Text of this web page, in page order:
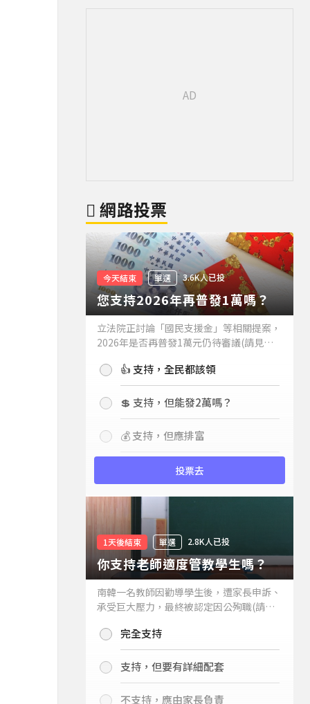
網路投票
今天結束 單選 3.6K人已投
您支持2026年再普發1萬嗎？
立法院正討論「國民支援金」等相關提案，
2026年是否再普發1萬元仍待審議(請見下
持嗎？👍 支持，全民都該領
💲 支持，但能發2萬嗎？
💰 支持，但應排富
投票去
1天後結束 單選 2.8K人已投
你支持老師適度管教學生嗎？
南韓一名教師因勸導學生後，遭家長申訴、
承受巨大壓力，最終被認定因公殉職(請見
你支持老師適度管教學生嗎？
完全支持
支持，但要有詳細配套
不支持，應由家長負責